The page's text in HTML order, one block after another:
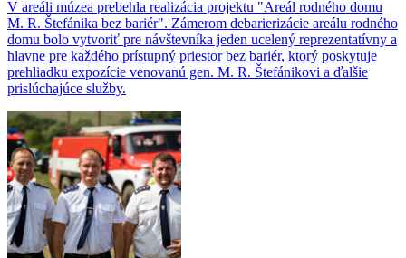
V areáli múzea prebehla realizácia projektu "Areál rodného domu
M. R. Štefánika bez bariér". Zámerom debarierizácie areálu rodného
domu bolo vytvoriť pre návštevníka jeden ucelený reprezentatívny a
hlavne pre každého prístupný priestor bez bariér, ktorý poskytuje
prehliadku expozície venovanú gen. M. R. Štefánikovi a ďalšie
prislúchajúce služby.